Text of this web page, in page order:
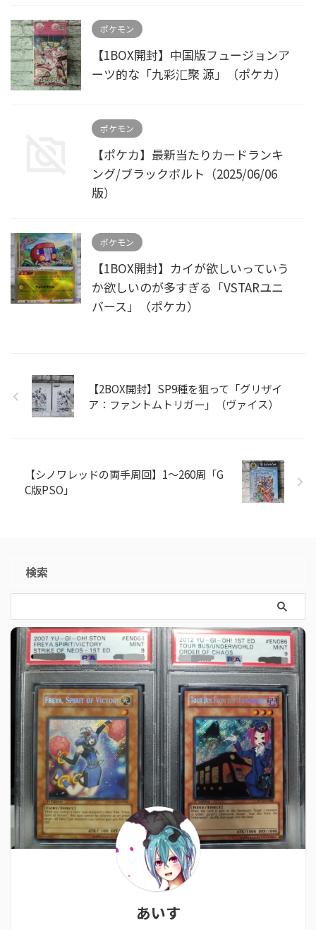
ポケモン
【1BOX開封】中国版フュージョンア
ーツ的な「九彩汇聚 源」（ポケカ）
ポケモン
【ポケカ】最新当たりカードランキ
ング/ブラックボルト（2025/06/06
版）
ポケモン
【1BOX開封】カイが欲しいっていう
か欲しいのが多すぎる「VSTARユニ
バース」（ポケカ）
【2BOX開封】SP9種を狙って「グリザイ
ア：ファントムトリガー」（ヴァイス）
【シノワレッドの両手周回】1～260周「G
C版PSO」
検索
あいす